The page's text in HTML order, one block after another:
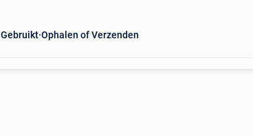
Gebruikt Ophalen of Verzenden